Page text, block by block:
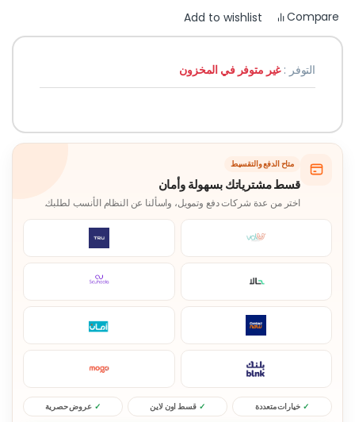
Compare
Add to wishlist
التوفر :غير متوفر في المخزون
متاح الدفع والتقسيط
قسط مشترياتك بسهولة وأمان
اختر من عدة شركات دفع وتمويل، واسألنا عن النظام الأنسب لطلبك.
خيارات متعددة قسط اون لاين عروض حصرية